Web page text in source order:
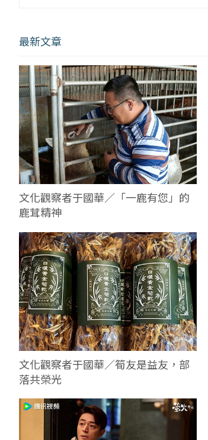
最新文章
文化觀察者于國華／「一鹿有您」的
鹿茸精神
文化觀察者于國華／筍友是益友，部
落共榮光